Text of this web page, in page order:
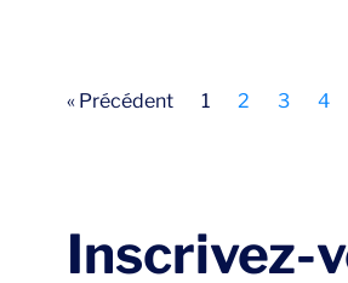
« Précédent 1 2 3 4
Inscrivez-